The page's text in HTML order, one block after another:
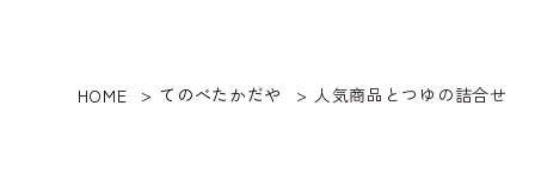
HOME てのべたかだや 人気商品とつゆの詰合せ